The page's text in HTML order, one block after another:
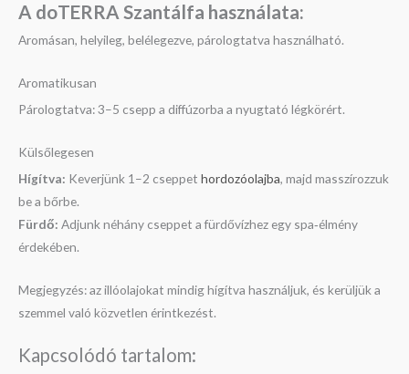
A doTERRA Szantálfa használata:
Aromásan, helyileg, belélegezve, párologtatva használható.
Aromatikusan
Párologtatva: 3–5 csepp a diffúzorba a nyugtató légkörért.
Külsőlegesen
Hígítva: Keverjünk 1–2 cseppet hordozóolajba, majd masszírozzuk
be a bőrbe.
Fürdő: Adjunk néhány cseppet a fürdővízhez egy spa‑élmény
érdekében.
Megjegyzés: az illóolajokat mindig hígítva használjuk, és kerüljük a
szemmel való közvetlen érintkezést.
Kapcsolódó tartalom: